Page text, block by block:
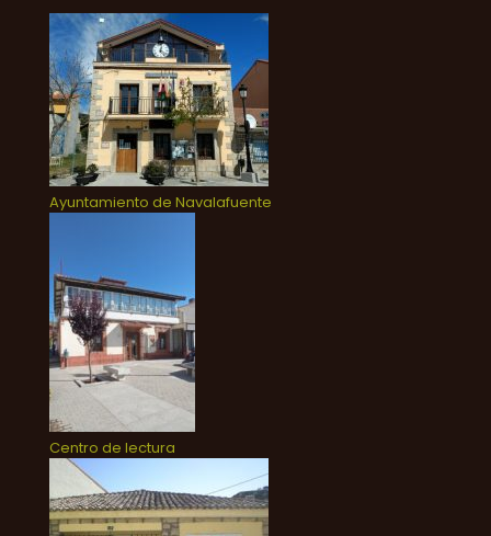
Ayuntamiento de Navalafuente
Centro de lectura